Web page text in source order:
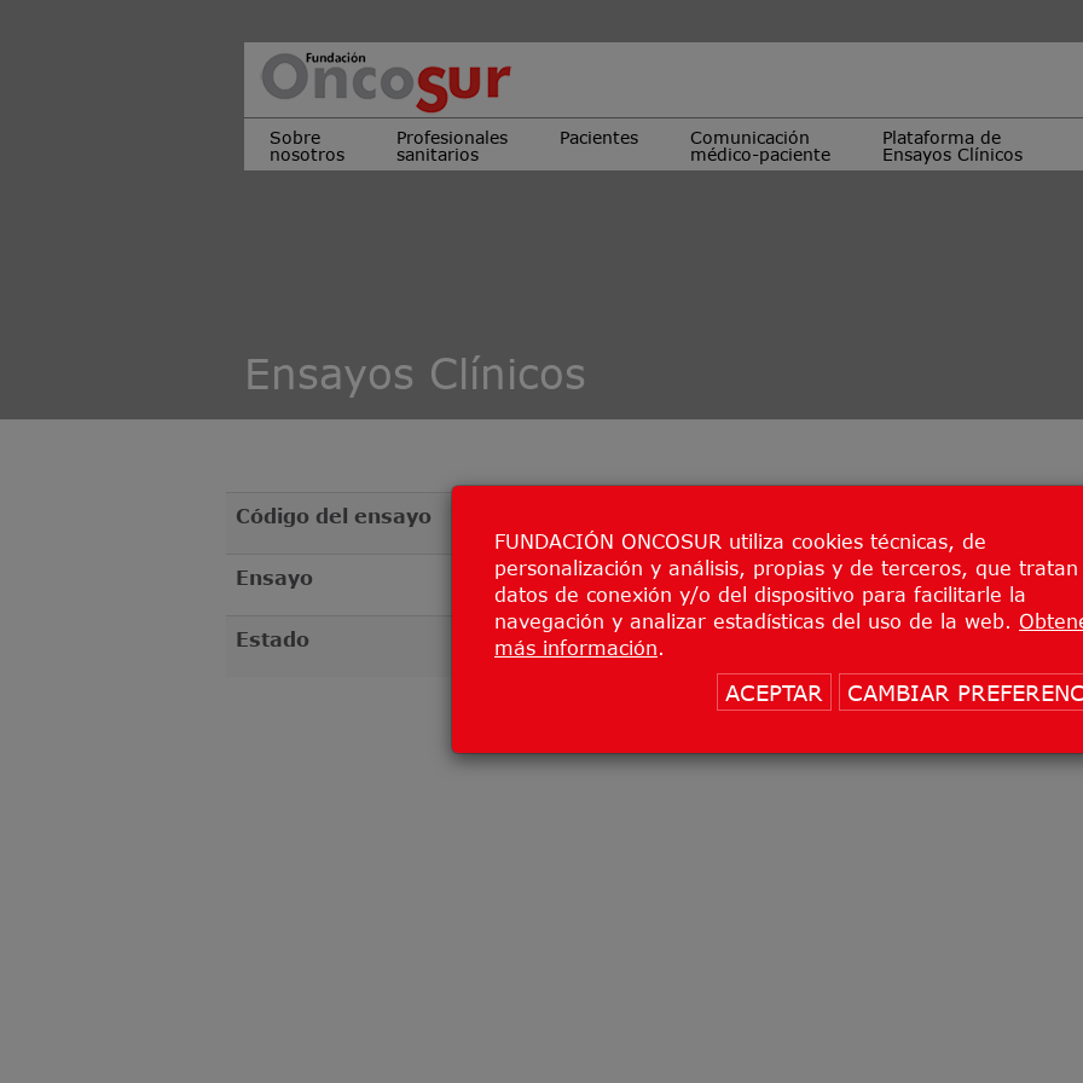
FUNDACIÓN ONCOSUR utiliza cookies técnicas, de
personalización y análisis, propias y de terceros, que tratan
datos de conexión y/o del dispositivo para facilitarle la
navegación y analizar estadísticas del uso de la web.
más información
ACEPTAR CAMBIAR
Sobre
nosotros
Profesionales
sanitarios
Pacientes
Comunicación
médico-paciente
Plataforma de
Ensayos Clínicos
Ensayos Clínicos
Código del ensayo
Ensayo
Estado